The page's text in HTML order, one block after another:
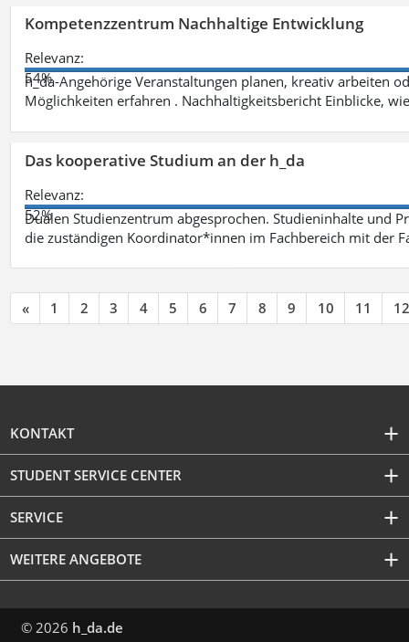
Kompetenzzentrum Nachhaltige Entwicklung
Relevanz:
54%
h_da-Angehörige Veranstaltungen planen, kreativ arbeiten
Möglichkeiten erfahren . Nachhaltigkeitsbericht Einblicke,
Das kooperative Studium an der h_da
Relevanz:
52%
Dualen Studienzentrum abgesprochen. Studieninhalte und
die zuständigen Koordinator*innen im Fachbereich mit der
« 1 2 3 4 5 6 7 8 9 10 11 12
KONTAKT
STUDENT SERVICE CENTER
SERVICE
WEITERE ANGEBOTE
© 2026 h_da.de